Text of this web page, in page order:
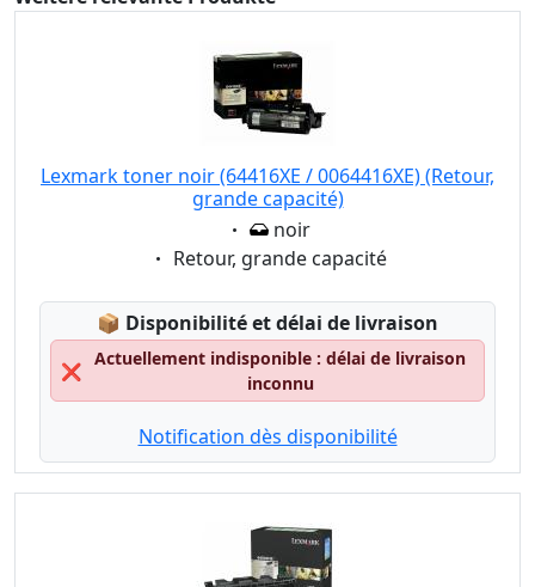
Lexmark toner noir (64416XE / 0064416XE) (Retour,
grande capacité)
Eigenschaft:
noir
Eigenschaft:
Retour, grande capacité
📦 Lagerstatus:
Disponibilité et délai de livraison
❌
Actuellement indisponible : délai de livraison
inconnu
Notification dès disponibilité